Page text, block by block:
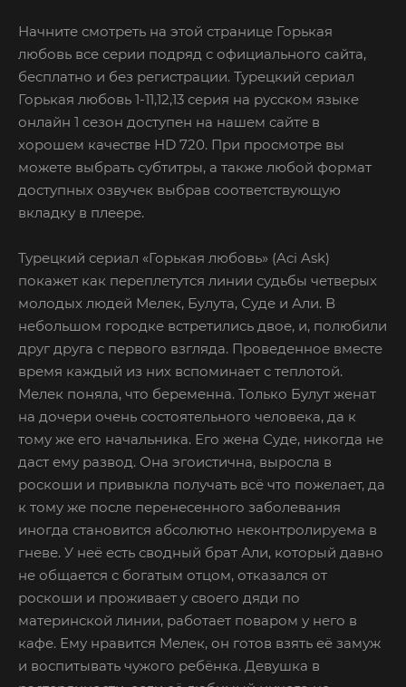
Начните смотреть на этой странице Горькая
любовь все серии подряд с официального сайта,
бесплатно и без регистрации. Турецкий сериал
Горькая любовь 1-11,12,13 серия на русском языке
онлайн 1 сезон доступен на нашем сайте в
хорошем качестве HD 720. При просмотре вы
можете выбрать субтитры, а также любой формат
доступных озвучек выбрав соответствующую
вкладку в плеере.
Турецкий сериал «Горькая любовь» (Aci Ask)
покажет как переплетутся линии судьбы четверых
молодых людей Мелек, Булута, Суде и Али. В
небольшом городке встретились двое, и, полюбили
друг друга с первого взгляда. Проведенное вместе
время каждый из них вспоминает с теплотой.
Мелек поняла, что беременна. Только Булут женат
на дочери очень состоятельного человека, да к
тому же его начальника. Его жена Суде, никогда не
даст ему развод. Она эгоистична, выросла в
роскоши и привыкла получать всё что пожелает, да
к тому же после перенесенного заболевания
иногда становится абсолютно неконтролируема в
гневе. У неё есть сводный брат Али, который давно
не общается с богатым отцом, отказался от
роскоши и проживает у своего дяди по
материнской линии, работает поваром у него в
кафе. Ему нравится Мелек, он готов взять её замуж
и воспитывать чужого ребёнка. Девушка в